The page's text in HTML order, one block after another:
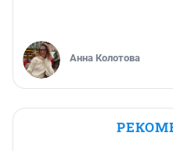
Анна Колотова